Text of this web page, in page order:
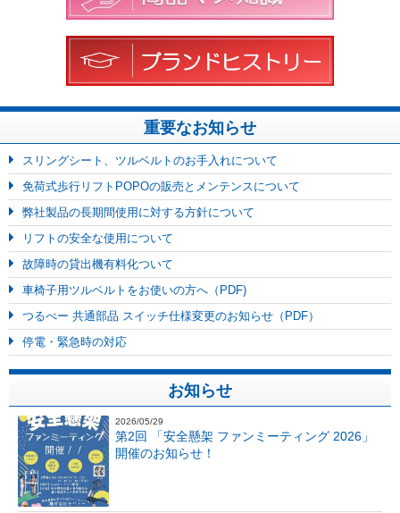
重要なお知らせ
スリングシート、ツルベルトのお手入れについて
免荷式歩行リフトPOPOの販売とメンテンスについて
弊社製品の長期間使用に対する方針について
リフトの安全な使用について
故障時の貸出機有料化ついて
車椅子用ツルベルトをお使いの方へ（PDF)
つるべー 共通部品 スイッチ仕様変更のお知らせ（PDF）
停電・緊急時の対応
お知らせ
2026/05/29
第2回 「安全懸架 ファンミーティング 2026」
開催のお知らせ！